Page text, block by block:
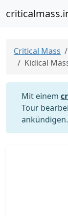
Critical Mass
Kidical
Mit einem
Tour
ankündigen.